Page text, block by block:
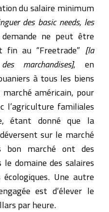
du salaire minimum
des basic needs, les
ne peut être
au “Freetrade” [la
marchandises], en
à tous les biens
américain, pour
l’agriculture familiales
étant donné que la
sur le marché
bon marché ont des
le domaine des salaires
Une autre
est d’élever le
par heure.